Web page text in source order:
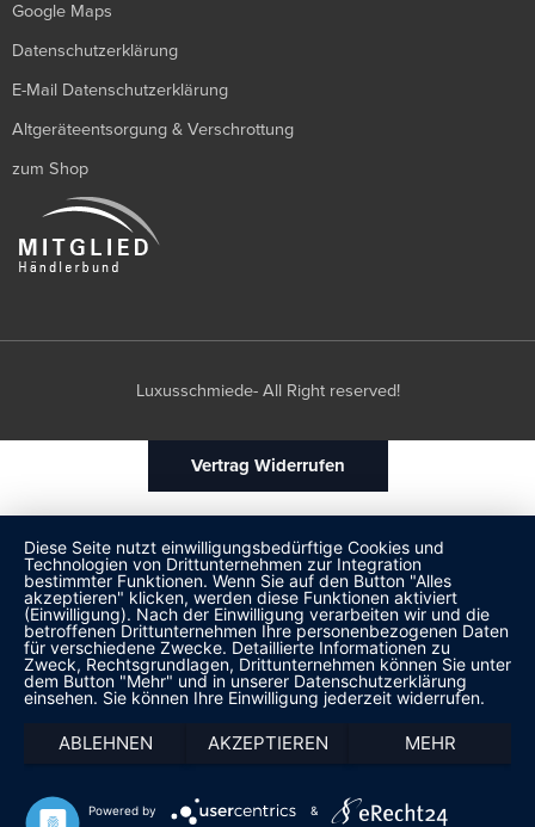
Google Maps
Datenschutzerklärung
E-Mail Datenschutzerklärung
Altgeräteentsorgung & Verschrottung
zum Shop
Luxusschmiede- All Right reserved!
Vertrag Widerrufen
Diese Seite nutzt einwilligungsbedürftige Cookies und
Technologien von Drittunternehmen zur Integration
bestimmter Funktionen. Wenn Sie auf den Button "Alles
akzeptieren" klicken, werden diese Funktionen aktiviert
(Einwilligung). Nach der Einwilligung verarbeiten wir und die
betroffenen Drittunternehmen Ihre personenbezogenen Daten
für verschiedene Zwecke. Detaillierte Informationen zu
Zweck, Rechtsgrundlagen, Drittunternehmen können Sie unter
dem Button "Mehr" und in unserer Datenschutzerklärung
einsehen. Sie können Ihre Einwilligung jederzeit widerrufen.
ABLEHNEN AKZEPTIEREN MEHR
Powered by &